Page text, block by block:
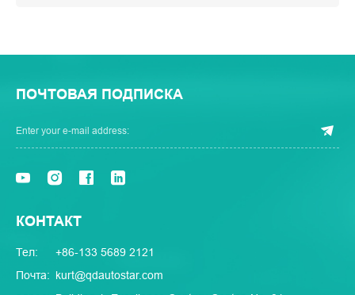
ПОЧТОВАЯ ПОДПИСКА
КОНТАКТ
Тел:
+86-133 5689 2121
Почта: kurt@qdautostar.com